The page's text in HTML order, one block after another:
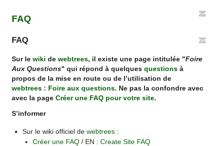
FAQ
FAQ
Sur lewiki dewebtrees, il existe une page intitulée "Foire
Aux Questions" qui répond à quelquesquestions à
propos de la mise en route ou de l’utilisation de
webtrees : Foire aux questions. Ne pas la confondre avec
avec la pageCréer une FAQ pour votre site.
S’informer
Sur le wiki officiel de webtrees:
Créer une FAQ / EN :Create Site FAQ